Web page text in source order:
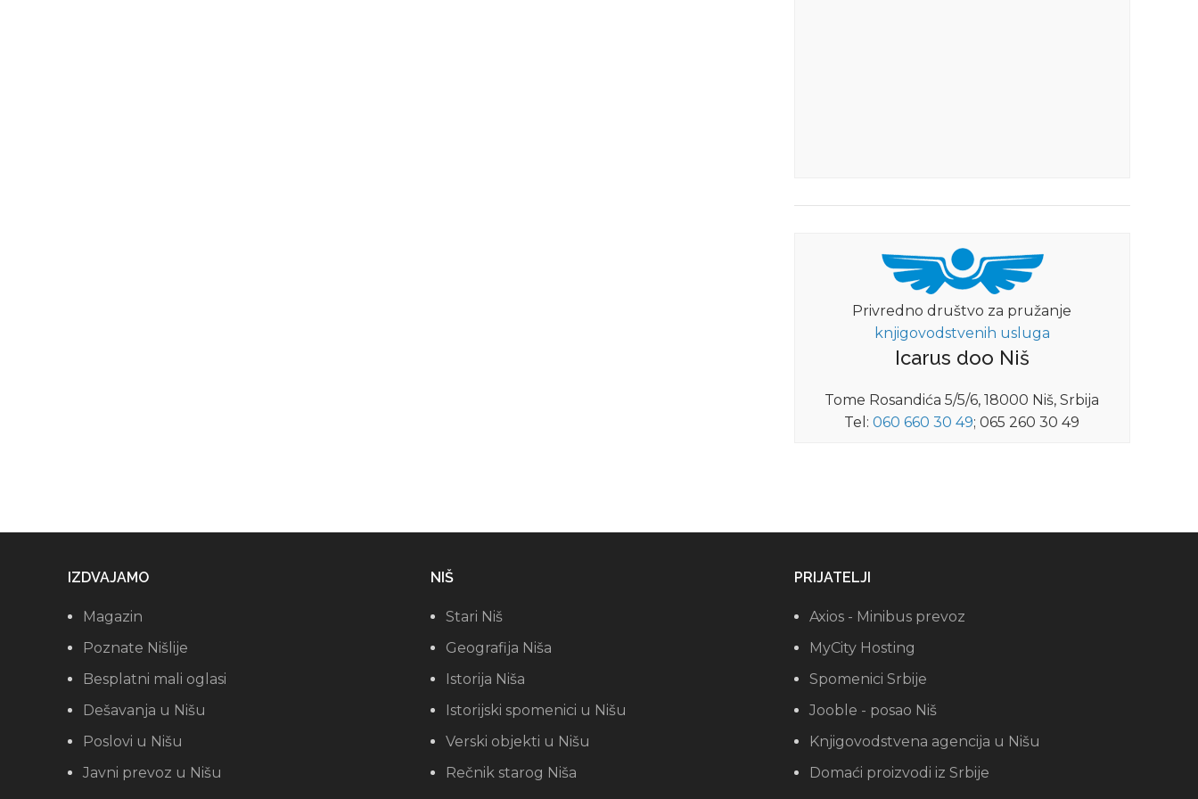
Privredno društvo za pružanje
knjigovodstvenih usluga
Icarus doo Niš
Tome Rosandića 5/5/6, 18000 Niš, Srbija
Tel:060 660 30 49; 065 260 30 49
IZDVAJAMO
Magazin
Poznate Nišlije
Besplatni mali oglasi
Dešavanja u Nišu
Poslovi u Nišu
Javni prevoz u Nišu
NIŠ
Stari Niš
Geografija Niša
Istorija Niša
Istorijski spomenici u Nišu
Verski objekti u Nišu
Rečnik starog Niša
PRIJATELJI
Axios - Minibus prevoz
MyCity Hosting
Spomenici Srbije
Jooble - posao Niš
Knjigovodstvena agencija u Nišu
Domaći proizvodi iz Srbije